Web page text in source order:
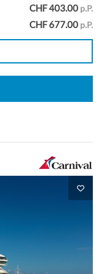
CHF 403.00 p.P.
CHF 677.00 p.P.